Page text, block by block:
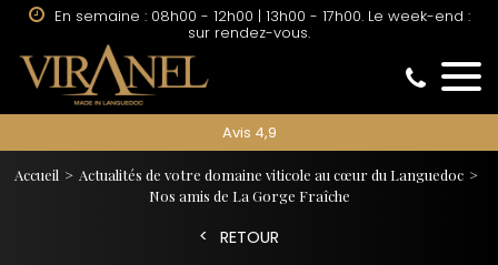
sur rendez-vous.
Avis 4,9
Accueil
Actualités de votre domaine viticole au cœur du Languedoc
Nos amis de La Gorge Fraîche
RETOUR